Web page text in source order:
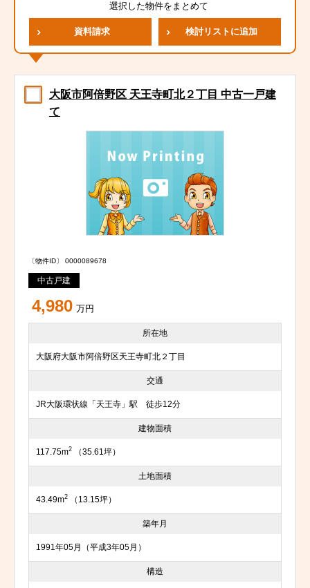
選択した物件をまとめて
資料請求 検討リストに追加
大阪市阿倍野区 天王寺町北２丁目 中古一戸建
て
〔物件ID〕 0000089678
中古戸建
4,980 万円
所在地
大阪府大阪市阿倍野区天王寺町北２丁目
交通
JR大阪環状線「天王寺」駅 徒歩12分
建物面積
117.75m2 （35.61坪）
土地面積
43.49m2 （13.15坪）
築年月
1991年05月（平成3年05月）
構造